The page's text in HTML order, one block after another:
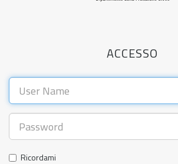
ACCESSO
Ricordami